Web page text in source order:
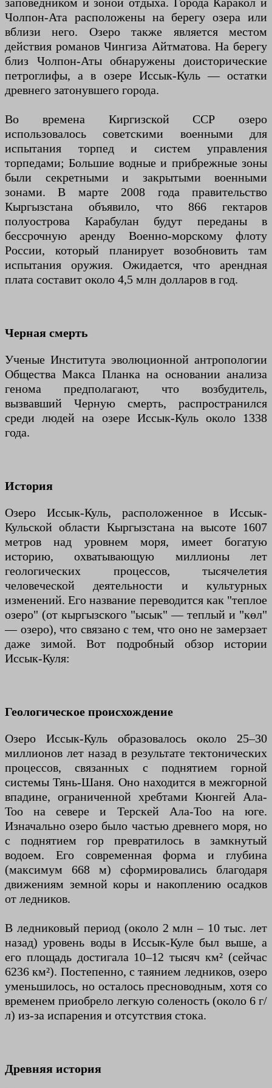
Чолпон-Ата расположены на берегу озера или
вблизи него. Озеро также является местом
действия романов Чингиза Айтматова. На берегу
близ Чолпон-Аты обнаружены доисторические
петроглифы, а в озере Иссык-Куль — остатки
древнего затонувшего города.
Во времена Киргизской ССР озеро
использовалось советскими военными для
испытания торпед и систем управления
торпедами; Большие водные и прибрежные зоны
были секретными и закрытыми военными
зонами. В марте 2008 года правительство
Кыргызстана объявило, что 866 гектаров
полуострова Карабулан будут переданы в
бессрочную аренду Военно-морскому флоту
России, который планирует возобновить там
испытания оружия. Ожидается, что арендная
плата составит около 4,5 млн долларов в год.
Черная смерть
Ученые Института эволюционной антропологии
Общества Макса Планка на основании анализа
генома предполагают, что возбудитель,
вызвавший Черную смерть, распространился
среди людей на озере Иссык-Куль около 1338
года.
История
Озеро Иссык-Куль, расположенное в Иссык-
Кульской области Кыргызстана на высоте 1607
метров над уровнем моря, имеет богатую
историю, охватывающую миллионы лет
геологических процессов, тысячелетия
человеческой деятельности и культурных
изменений. Его название переводится как "теплое
озеро" (от кыргызского "ысык" — теплый и "көл"
— озеро), что связано с тем, что оно не замерзает
даже зимой. Вот подробный обзор истории
Иссык-Куля:
Геологическое происхождение
Озеро Иссык-Куль образовалось около 25–30
миллионов лет назад в результате тектонических
процессов, связанных с поднятием горной
системы Тянь-Шаня. Оно находится в межгорной
впадине, ограниченной хребтами Кюнгей Ала-
Тоо на севере и Терскей Ала-Тоо на юге.
Изначально озеро было частью древнего моря, но
с поднятием гор превратилось в замкнутый
водоем. Его современная форма и глубина
(максимум 668 м) сформировались благодаря
движениям земной коры и накоплению осадков
от ледников.
В ледниковый период (около 2 млн – 10 тыс. лет
назад) уровень воды в Иссык-Куле был выше, а
его площадь достигала 10–12 тысяч км² (сейчас
6236 км²). Постепенно, с таянием ледников, озеро
уменьшилось, но осталось пресноводным, хотя со
временем приобрело легкую соленость (около 6 г/
л) из-за испарения и отсутствия стока.
Древняя история